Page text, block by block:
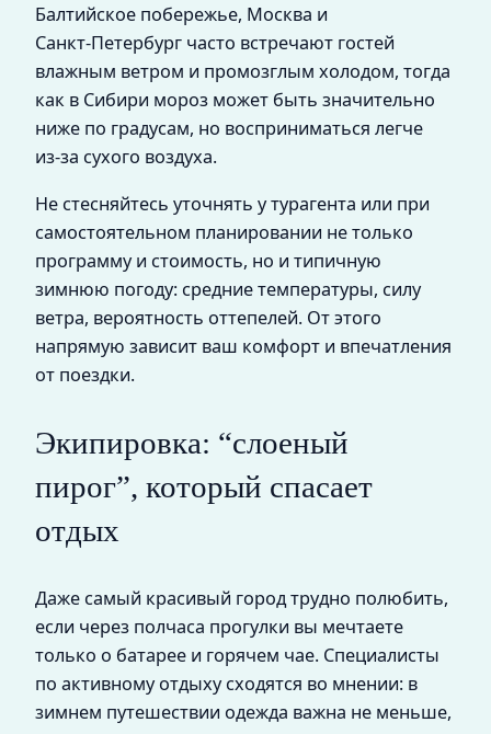
Балтийское побережье, Москва и
Санкт‑Петербург часто встречают гостей
влажным ветром и промозглым холодом, тогда
как в Сибири мороз может быть значительно
ниже по градусам, но восприниматься легче
из‑за сухого воздуха.
Не стесняйтесь уточнять у турагента или при
самостоятельном планировании не только
программу и стоимость, но и типичную
зимнюю погоду: средние температуры, силу
ветра, вероятность оттепелей. От этого
напрямую зависит ваш комфорт и впечатления
от поездки.
Экипировка: “слоеный
пирог”, который спасает
отдых
Даже самый красивый город трудно полюбить,
если через полчаса прогулки вы мечтаете
только о батарее и горячем чае. Специалисты
по активному отдыху сходятся во мнении: в
зимнем путешествии одежда важна не меньше,